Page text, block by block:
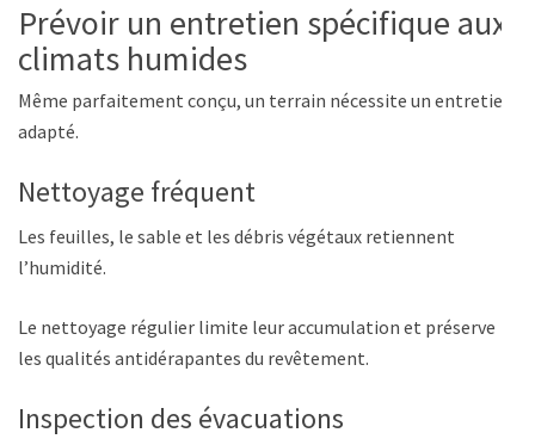
Prévoir un entretien spécifique aux
climats humides
Même parfaitement conçu, un terrain nécessite un entretien
adapté.
Nettoyage fréquent
Les feuilles, le sable et les débris végétaux retiennent
l’humidité.
Le nettoyage régulier limite leur accumulation et préserve
les qualités antidérapantes du revêtement.
Inspection des évacuations